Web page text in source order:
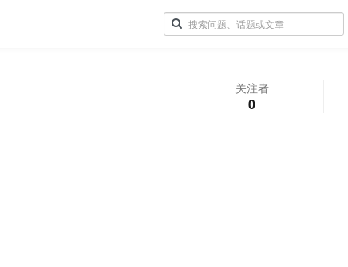
关注者
0